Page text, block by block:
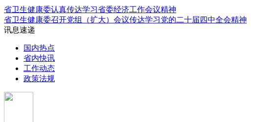
省卫生健康委认真传达学习省委经济工作会议精神
省卫生健康委召开党组（扩大）会议传达学习党的二十届四中全会精神
讯息速递
国内热点
省内快讯
工作动态
政策法规